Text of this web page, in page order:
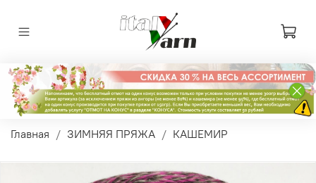
Главная ЗИМНЯЯ ПРЯЖА КАШЕМИР